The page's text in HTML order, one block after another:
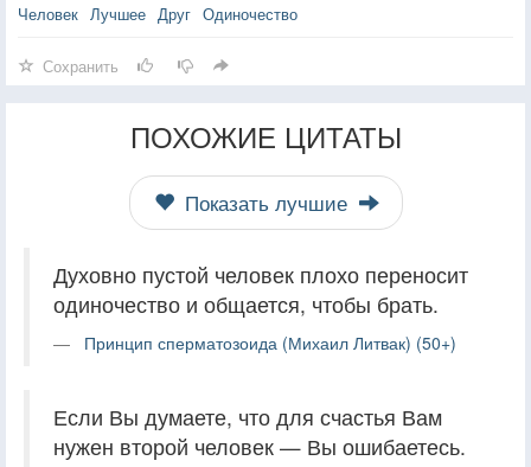
Человек Лучшее Друг Одиночество
Сохранить
ПОХОЖИЕ ЦИТАТЫ
Показать лучшие
Духовно пустой человек плохо переносит
одиночество и общается, чтобы брать.
Принцип сперматозоида (Михаил Литвак) (50+)
Если Вы думаете, что для счастья Вам
нужен второй человек — Вы ошибаетесь.